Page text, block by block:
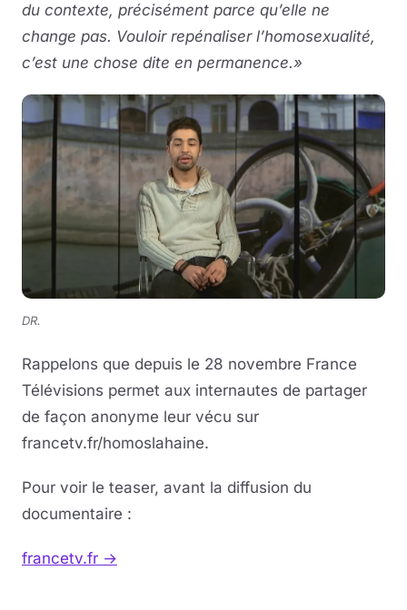
du contexte, précisément parce qu’elle ne
change pas. Vouloir repénaliser l’homosexualité,
c’est une chose dite en permanence.»
DR.
Rappelons que depuis le 28 novembre France
Télévisions permet aux internautes de partager
de façon anonyme leur vécu sur
francetv.fr/homoslahaine.
Pour voir le teaser, avant la diffusion du
documentaire :
francetv.fr →